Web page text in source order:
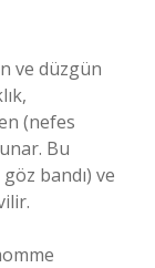
ve düzgün
(nefes
Bu
bandı) ve